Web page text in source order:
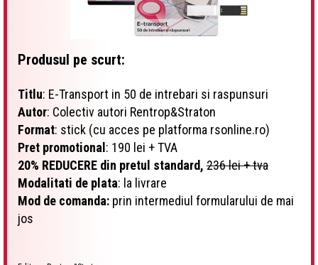
Produsul pe scurt:
Titlu: E-Transport in 50 de intrebari si raspunsuri
Autor: Colectiv autori Rentrop&Straton
Format: stick (cu acces pe platforma rsonline.ro)
Pret promotional: 190 lei + TVA
20% REDUCERE din pretul standard, 236 lei + tva
Modalitati de plata: la livrare
Mod de comanda: prin intermediul formularului de mai
jos